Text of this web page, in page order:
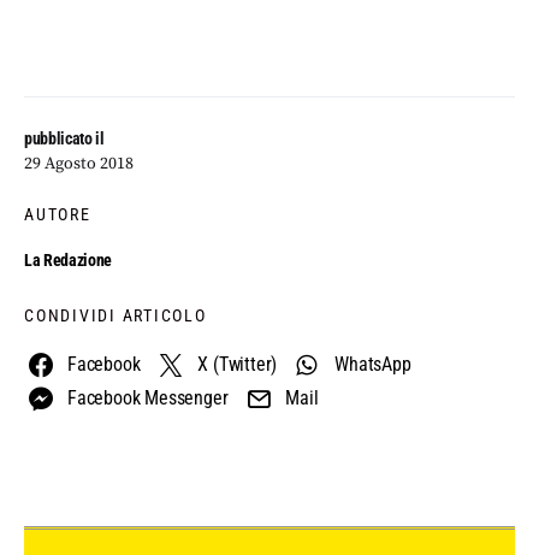
pubblicato il
29 Agosto 2018
AUTORE
La Redazione
CONDIVIDI ARTICOLO
Facebook X (Twitter)
WhatsApp
Facebook Messenger
Mail